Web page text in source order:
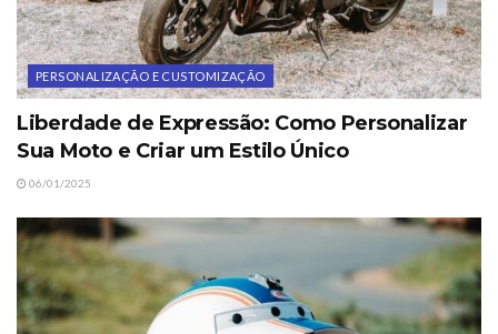
PERSONALIZAÇÃO E CUSTOMIZAÇÃO
Liberdade de Expressão: Como Personalizar
Sua Moto e Criar um Estilo Único
06/01/2025